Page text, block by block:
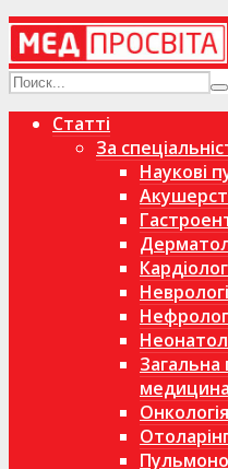
Статті
За
Наукові
медицина
Онкологія